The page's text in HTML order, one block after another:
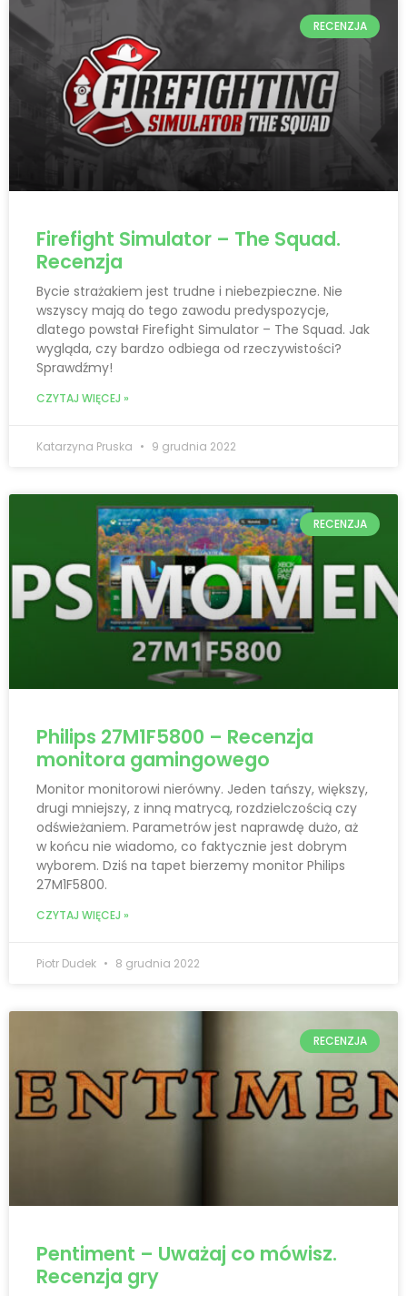
RECENZJA
Firefight Simulator – The Squad.
Recenzja
Bycie strażakiem jest trudne i niebezpieczne. Nie
wszyscy mają do tego zawodu predyspozycje,
dlatego powstał Firefight Simulator – The Squad. Jak
wygląda, czy bardzo odbiega od rzeczywistości?
Sprawdźmy!
CZYTAJ WIĘCEJ »
Katarzyna Pruska 9 grudnia 2022
RECENZJA
Philips 27M1F5800 – Recenzja
monitora gamingowego
Monitor monitorowi nierówny. Jeden tańszy, większy,
drugi mniejszy, z inną matrycą, rozdzielczością czy
odświeżaniem. Parametrów jest naprawdę dużo, aż
w końcu nie wiadomo, co faktycznie jest dobrym
wyborem. Dziś na tapet bierzemy monitor Philips
27M1F5800.
CZYTAJ WIĘCEJ »
Piotr Dudek 8 grudnia 2022
RECENZJA
Pentiment – Uważaj co mówisz.
Recenzja gry